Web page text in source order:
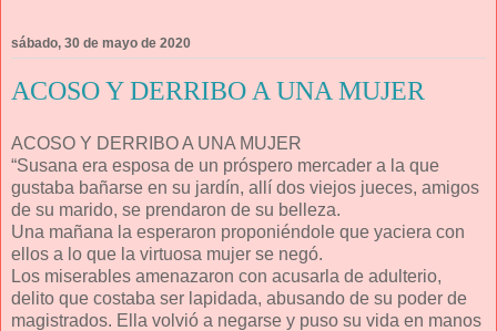
sábado, 30 de mayo de 2020
ACOSO Y DERRIBO A UNA MUJER
ACOSO Y DERRIBO A UNA MUJER
“Susana era esposa de un próspero mercader a la que
gustaba bañarse en su jardín, allí dos viejos jueces, amigos
de su marido, se prendaron de su belleza.
Una mañana la esperaron proponiéndole que yaciera con
ellos a lo que la virtuosa mujer se negó.
Los miserables amenazaron con acusarla de adulterio,
delito que costaba ser lapidada, abusando de su poder de
magistrados. Ella volvió a negarse y puso su vida en manos